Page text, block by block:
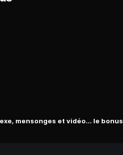
mensonges et vidéo... le bonus